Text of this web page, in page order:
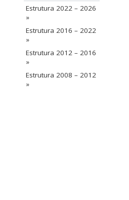
Estrutura 2022 – 2026
»
Estrutura 2016 – 2022
»
Estrutura 2012 – 2016
»
Estrutura 2008 – 2012
»